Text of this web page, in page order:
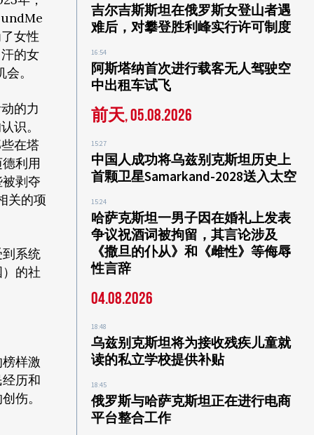
女性
的女
。
的力
识。
在塔
利用
剥夺
关的项
系统
的社
样激
历和
伤。
吉尔吉斯斯坦在俄罗斯女登山者遇
难后，对攀登胜利峰实行许可制度
16:54
阿斯塔纳首次进行载客无人驾驶空
中出租车试飞
前天, 05.08.2026
15:27
中国人成功将乌兹别克斯坦历史上
首颗卫星Samarkand-2028送入太空
15:24
哈萨克斯坦一男子因在婚礼上发表
争议祝酒词被拘留，其言论涉及
《撒旦的仆从》和《雌性》等侮辱
性言辞
04.08.2026
18:48
乌兹别克斯坦将为接收残疾儿童就
读的私立学校提供补贴
18:45
俄罗斯与哈萨克斯坦正在进行电商
平台整合工作